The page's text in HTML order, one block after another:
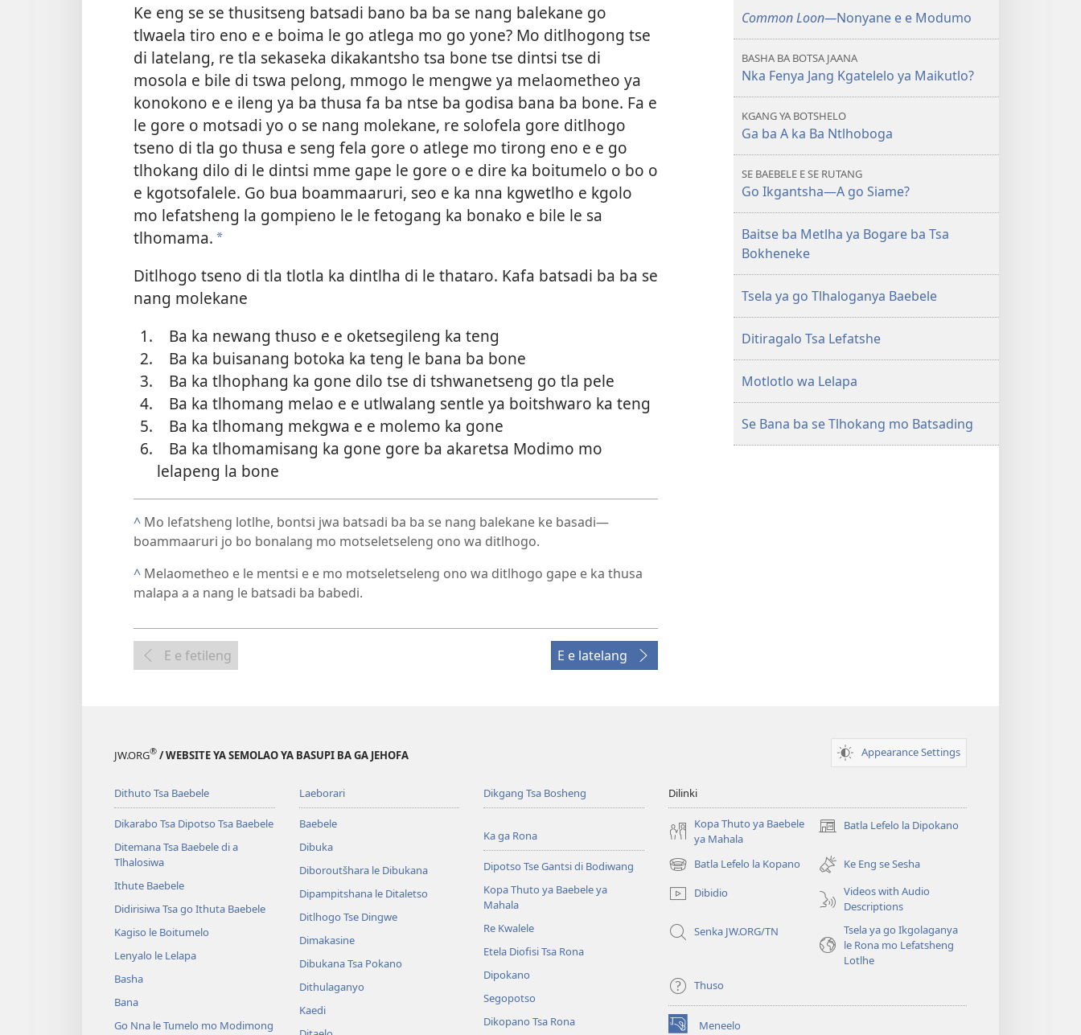
Ke eng se se thusitseng batsadi bano ba ba se nang balekane go
tlwaela tiro eno e e boima le go atlega mo go yone? Mo ditlhogong tse
di latelang, re tla sekaseka dikakantsho tsa bone tse dintsi tse di
mosola e bile di tswa pelong, mmogo le mengwe ya melaometheo ya
konokono e e ileng ya ba thusa fa ba ntse ba godisa bana ba bone. Fa e
le gore o motsadi yo o se nang molekane, re solofela gore ditlhogo
tseno di tla go thusa e seng fela gore o atlege mo tirong eno e e go
tlhokang dilo di le dintsi mme gape le gore o e dire ka boitumelo o bo o
e kgotsofalele. Go bua boammaaruri, seo e ka nna kgwetlho e kgolo
mo lefatsheng la gompieno le le fetogang ka bonako e bile le sa
tlhomama. *
Ditlhogo tseno di tla tlotla ka dintlha di le thataro. Kafa batsadi ba ba se
nang molekane
Ba ka newang thuso e e oketsegileng ka teng
Ba ka buisanang botoka ka teng le bana ba bone
Ba ka tlhophang ka gone dilo tse di tshwanetseng go tla pele
Ba ka tlhomang melao e e utlwalang sentle ya boitshwaro ka teng
Ba ka tlhomang mekgwa e e molemo ka gone
Ba ka tlhomamisang ka gone gore ba akaretsa Modimo mo
lelapeng la bone
^ Mo lefatsheng lotlhe, bontsi jwa batsadi ba ba se nang balekane ke basadi—
boammaaruri jo bo bonalang mo motseletseleng ono wa ditlhogo.
^ Melaometheo e le mentsi e e mo motseletseleng ono wa ditlhogo gape e ka thusa
malapa a a nang le batsadi ba babedi.
E e fetileng E e latelang
Common Loon—Nonyane e e Modumo
BASHA BA BOTSA JAANA
Nka Fenya Jang Kgatelelo ya Maikutlo?
KGANG YA BOTSHELO
Ga ba A ka Ba Ntlhoboga
SE BAEBELE E SE RUTANG
Go Ikgantsha—A go Siame?
Baitse ba Metlha ya Bogare ba Tsa
Bokheneke
Tsela ya go Tlhaloganya Baebele
Ditiragalo Tsa Lefatshe
Motlotlo wa Lelapa
Se Bana ba se Tlhokang mo Batsading
JW.ORG® / WEBSITE YA SEMOLAO YA BASUPI BA GA JEHOFA Appearance Settings
Dithuto Tsa Baebele
Dikarabo Tsa Dipotso Tsa Baebele
Ditemana Tsa Baebele di a
Tlhalosiwa
Ithute Baebele
Didirisiwa Tsa go Ithuta Baebele
Kagiso le Boitumelo
Lenyalo le Lelapa
Basha
Bana
Go Nna le Tumelo mo Modimong
Laeborari
Baebele
Dibuka
Diboroutšhara le Dibukana
Dipampitshana le Ditaletso
Ditlhogo Tse Dingwe
Dimakasine
Dibukana Tsa Pokano
Dithulaganyo
Kaedi
Dikgang Tsa Bosheng
Ka ga Rona
Dipotso Tse Gantsi di Bodiwang
Kopa Thuto ya Baebele ya
Mahala
Re Kwalele
Etela Diofisi Tsa Rona
Dipokano
Segopotso
Dikopano Tsa Rona
Dilinki
Kopa Thuto ya Baebele
ya Mahala
Batla Lefelo la Dipokano
(e
tsebe
nngwe)
Batla Lefelo la Kopano
(e
bula
tsebe
nngwe)
Ke Eng se Sesha
Dibidio
Videos with Audio
Descriptions
Senka JW.ORG/TN
Tsela ya go Ikgolaganya
le Rona mo Lefatsheng
Lotlhe
Thuso
Meneelo